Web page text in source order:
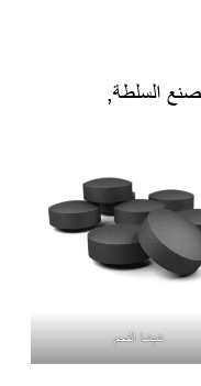
السلطة,
شيشا الفحم